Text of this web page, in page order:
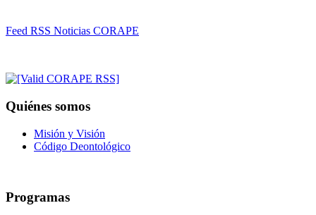
Feed RSS Noticias CORAPE
Quiénes somos
Misión y Visión
Código Deontológico
Programas